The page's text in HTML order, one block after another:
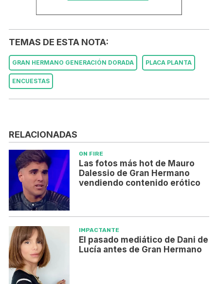
TEMAS DE ESTA NOTA:
GRAN HERMANO GENERACIÓN DORADA PLACA PLANTA
ENCUESTAS
RELACIONADAS
ON FIRE
Las fotos más hot de Mauro
Dalessio de Gran Hermano
vendiendo contenido erótico
IMPACTANTE
El pasado mediático de Dani de
Lucía antes de Gran Hermano